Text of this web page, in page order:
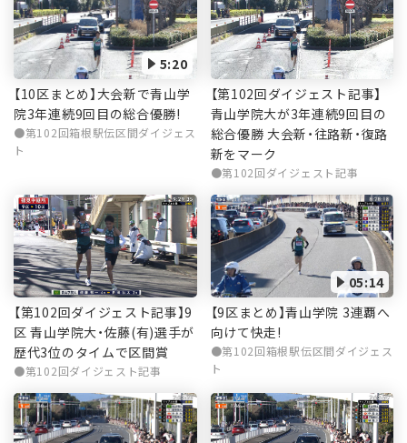
5:20
【10区まとめ】大会新で青山学
院3年連続9回目の総合優勝!
第102回箱根駅伝区間ダイジェス
ト
【第102回ダイジェスト記事】
青山学院大が3年連続9回目の
総合優勝 大会新・往路新・復路
新をマーク
第102回ダイジェスト記事
【第102回ダイジェスト記事】9
区 青山学院大・佐藤(有)選手が
歴代3位のタイムで区間賞
第102回ダイジェスト記事
05:14
【9区まとめ】青山学院 3連覇へ
向けて快走!
第102回箱根駅伝区間ダイジェス
ト